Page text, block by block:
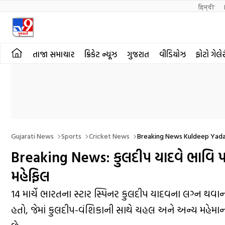
हिन्दी
તાજા સમાચાર ક્રિકેટ ન્યૂઝ ગુજરાત વીડિયોઝ ફોટો
Gujarati News Sports Cricket News Breaking News Kuldeep
Breaking News: કુલદીપ યાદવે ભાવિ
મહેફિલ
14 માર્ચે ભારતના સ્ટાર સ્પિનર કુલદીપ યાદવના લગ્ન
હતો, જેમાં કુલદીપ-વંશિકાની સાથે ચહલ અને અન્ય